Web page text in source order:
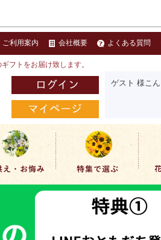
ご利用案内 会社概要 よくある質問
フトをお届け致します。
ゲスト 様こ